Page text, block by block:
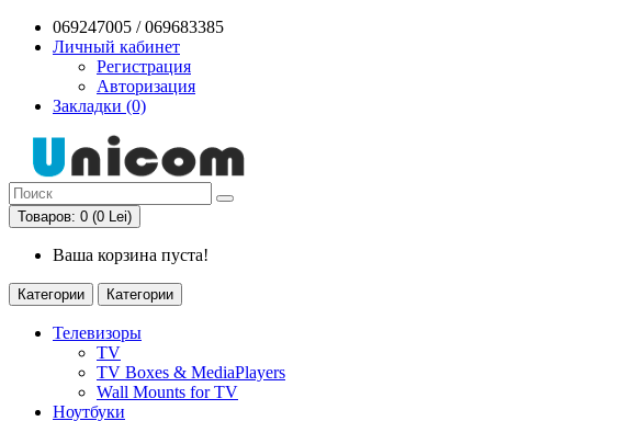
069247005 / 069683385
Личный кабинет
Регистрация
Авторизация
Закладки (0)
Товаров: 0 (0 Lei)
Ваша корзина пуста!
Категории Категории
Телевизоры
TV
TV Boxes & MediaPlayers
Wall Mounts for TV
Ноутбуки